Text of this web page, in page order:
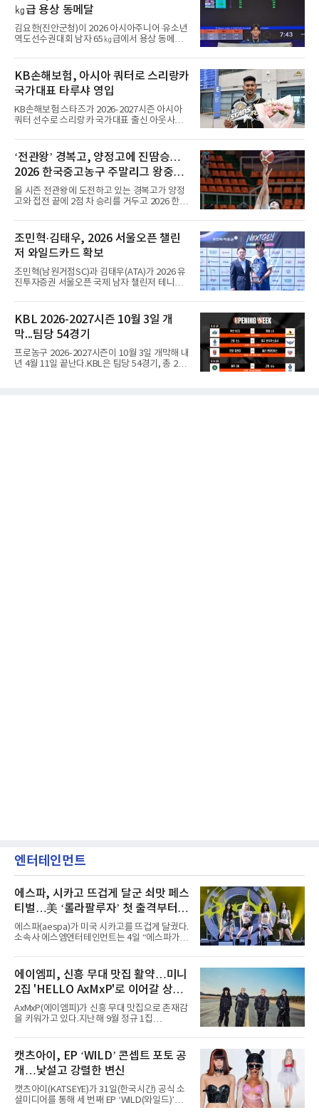
키퍼의 반칙으로 얻은 페널티킥을 직접 성공시
켰고, 전반 44분에는 가브리 베이가가 또 한 번
의 페널티킥을 침착하게 마무리했다.이로써 지
난 시즌 챔피언 포르투는 리그 2연패이자 통산
32번째 우승을 향한 첫발을 기분 좋
㎏급 용상 동메달
김요한(진안군청)이 2026 아시아주니어·유소년
역도선수권대회 남자 65㎏급에서 용상 동메달
탄 타슈켄트에서 열린 경기에서 용상 156㎏으
로 3위에 올랐다. 인상은 123㎏으로 8위였고, 합
계 279㎏을 기록해 종합 5위로 대회를 마쳤다.
우승은 인상 134㎏, 용상 157㎏, 합계 291㎏으
로 세 부문을 석권한 베트남의 호앙 상 탁이 차지
했다. 인도의 마하라잔 아루무가판디안이 합계
285㎏(인상 128㎏·용상 157㎏)으로 2위, 카자
KB손해보험, 아시아 쿼터로 스리랑카
국가대표 타루샤 영입
KB손해보험 스타즈가 2026-2027시즌 아시아
쿼터 선수로 스리랑카 국가대표 출신 아웃사이
입했다.타루샤는 국가대표팀 일정을 마치고 10
일 인천국제공항으로 입국했다. 스리랑카 대표
팀 주전 공격수인 그는 195㎝ 신장과 탄력을 바
탕으로 높은 스파이크 타점과 블로킹 능력을 갖
췄다는 평가를 받는다. 지난 7월 파키스탄에서
열린 CAVA 챔피언스컵에서는 팀을 3위로 이끌
며 베스트 윙 스파이커상을 받았다.구단 관계자
도움이 될 것으로 보고 영입했다고 밝혔다.타루
샤는 KB스타즈 합류가 기쁘다며, V리그
‘전관왕’ 경복고, 양정고에 진땀승…
2026 한국중고농구 주말리그 왕중왕
전 8강 진출
올 시즌 전관왕에 도전하고 있는 경복고가 양정
고와 접전 끝에 2점 차 승리를 거두고 2026 한국
복고는 10일 전남 해남 우슬체육관에서 열린 대
회 남고부 16강전에서 송영훈이 29점을 몰아넣
는 맹활약을 펼친 데 힘입어 양정고를 76-74로
물리쳤다.이로써 8강에 오른 경복고는 계성고를
82-56으로 꺾고 올라온 인헌고와 4강 진출을 놓
고 맞붙게 됐다.경복고는 경기 초반부터 양정고
의 적극적인 공세에 고전했다. 1쿼터를 23-23으
다.하지만 후반 들어 양정고의 거센 반격에 밀리
면서 경복고는 승리를 장담할
조민혁·김태우, 2026 서울오픈 챌린
저 와일드카드 확보
조민혁(남원거점SC)과 김태우(ATA)가 2026 유
진투자증권 서울오픈 국제 남자 챌린저 테니스
회는 10일 조민혁이 본선, 김태우가 예선 와일드
카드를 받았다고 밝혔다. 두 선수는 지난 3일부
터 7일까지 서울 해비치 강동 테니스클럽에서
열린 유진투자증권 넥스트젠 인비테이셔널 로드
투 서울오픈 결승에 진출해 출전권을 얻었
다.2009년생 조민혁은 결승에서 동갑내기 김태
우를 2-0(6-3 6-3)으로 꺾고 우승해 상금 500만
KBL 2026-2027시즌 10월 3일 개
막...팀당 54경기
프로농구 2026-2027시즌이 10월 3일 개막해 내
년 4월 11일 끝난다.KBL은 팀당 54경기, 총 270
엔터테인먼트
에스파, 시카고 뜨겁게 달군 쇠맛 페스
티벌…美 ‘롤라팔루자’ 첫 출격부터
증명한 존재감
에스파(aespa)가 미국 시카고를 뜨겁게 달궜다.
소속사 에스엠엔터테인먼트는 4일 “에스파가
서 열린 ‘롤라팔루자 시카고’(Lollapalooza
Chicago)의 알리안츠 스테이지에 올랐다”며
“총 14곡으로 구성된 세트리스트를 선사, 데뷔 7
년 차다운 노련한 무대 매너와 파워풀한 에너지
로 현장의 분위기를 압도했다”고 밝혔다.1991
년 시작된 ‘롤라팔루자’는 8개 스테이지, 170여
팀의 아티스트와 40만 명 이상의 관객이 운집하
코르티스 등 K팝 스타들이 출연진 명단에 이름
을 올렸다.이날 에스파는
에이엠피, 신흥 무대 맛집 활약…미니
2집 'HELLO AxMxP'로 이어갈 상승
세
AxMxP(에이엠피)가 신흥 무대 맛집으로 존재감
을 키워가고 있다.지난해 9월 정규 1집
AxMxP는 데뷔 전부터 버스킹과 각종 페스티벌,
공연 무대에 오르며 실전 경험을 쌓아왔다.이들
은 소속사 패밀리 콘서트를 비롯해 '뷰티풀 민트
라이프 2025', '2025 부산국제록페스티벌' 등 대
형 무대에 잇달아 출연해 당찬 에너지와 풋풋한
매력으로 음악팬들의 눈도장을 찍었다.이후
AxMxP는 '카운트다운 판타지 2025-2026',
캣츠아이, EP ‘WILD’ 콘셉트 포토 공
개…낯설고 강렬한 변신
캣츠아이(KATSEYE)가 31일(한국시간) 공식 소
셜미디어를 통해 세 번째 EP ‘WILD(와일드)’의